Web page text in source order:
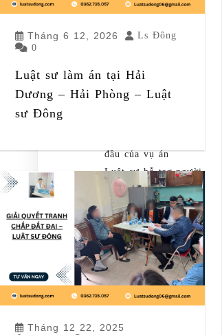
Tháng 6 12, 2026
Ls Đông
0
Luật sư làm án tại Hải
Dương – Hải Phòng – Luật
sư Đông
Tháng 12 22, 2025
Luật sư ly hôn tại
Luật sư hình sự tại
Hưng Yên – Đồng
đầu của vụ án
Luật sư hỗ trợ người
bị tạm giữ, tạm
giam: Bảo vệ quyền
lợi ngay từ giai đoạn
đầu vụ án
Categories
Dân sự – Đất đai